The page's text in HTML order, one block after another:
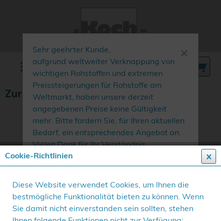
×
Sehr geehrter Kunde,
aufgrund weltweiter Verknappung von
wichtigen Rohstoffen und extremen
Preissteigerungen für Rohstoffe am
Weltmarkt, haben unsere derzeit
angegebenen Preise keine Gültigkeit
mehr. Bitte fordern Sie, für Ihren aktuellen
Bedarf, ein entsprechendes Angebot an.
Vielen Dank für Ihr Verständnis.
Menü
Zurrschienenbeschlag
Cookie-Richtlinien
Diese Website verwendet Cookies, um Ihnen die
bestmögliche Funktionalität bieten zu können. Wenn
Sie damit nicht einverstanden sein sollten, stehen